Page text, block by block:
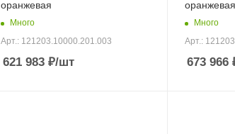
оранжевая
Много
Арт.: 121203.10000.201.003
621 983₽/шт
оранжевая
Много
Арт.:
673 966